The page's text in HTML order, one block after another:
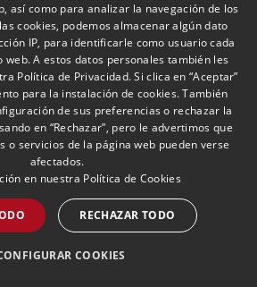
españolas
a sanciones
de Trump por
Desk
responsable del Cuban
en ABC el impacto para las
del endurecimiento
de EE.UU. contra Cuba.
SPANISH
ENGLISH
PORTUGUESE
así como para analizar la navegación de los
cookies, podemos almacenar algún dato
IP, para identificarle como usuario cada
web. A estos datos personales también les
Política de Privacidad. Si clica en “Aceptar”
para la instalación de cookies. También
de sus preferencias o rechazar la
en “Rechazar”, pero le advertimos que
o servicios de la página web pueden verse
afectados.
en nuestra Política de Cookies
RECHAZAR TODO
COOKIES